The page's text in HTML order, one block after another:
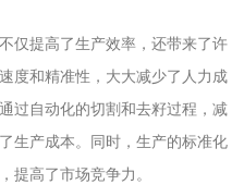
提高了生产效率，还带来了许
度和精准性，大大减少了人力成
过自动化的切割和去籽过程，减
生产成本。同时，生产的标准化
提高了市场竞争力。